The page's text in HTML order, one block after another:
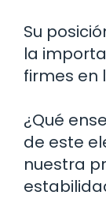
Su
la
firmes en
¿Qué
de este
nuestra